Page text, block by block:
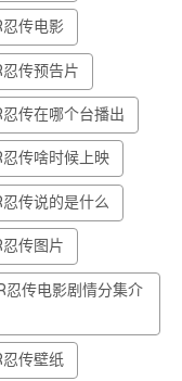
传电影
传预告片
传在哪个台播出
传啥时候上映
传说的是什么
传图片
忍传电影剧情分集介
传壁纸